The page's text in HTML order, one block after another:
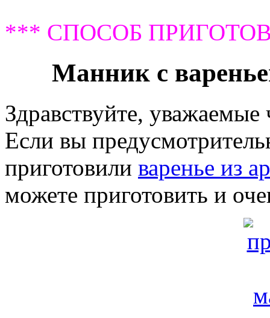
*** СПОСОБ
Манник с
Здравствуйте, уважаемые
Если вы
приготовили варенье из
можете приготовить и